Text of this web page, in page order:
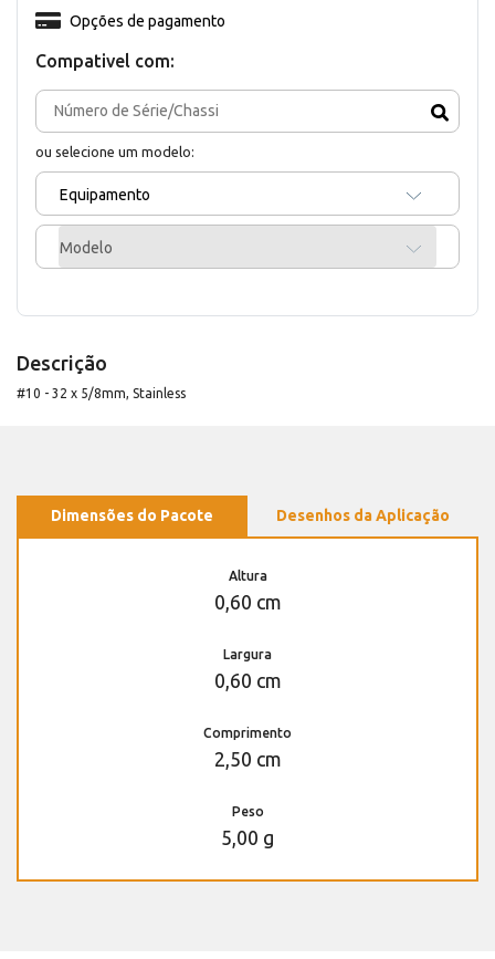
Compativel com:
ou selecione um modelo:
Equipamento
Modelo
Opções de pagamento
Descrição
#10 - 32 x 5/8mm, Stainless
Dimensões do Pacote Desenhos da Aplicação
Altura
0,60 cm
Largura
0,60 cm
Comprimento
2,50 cm
Peso
5,00 g